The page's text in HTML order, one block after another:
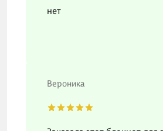
нет
Вероника